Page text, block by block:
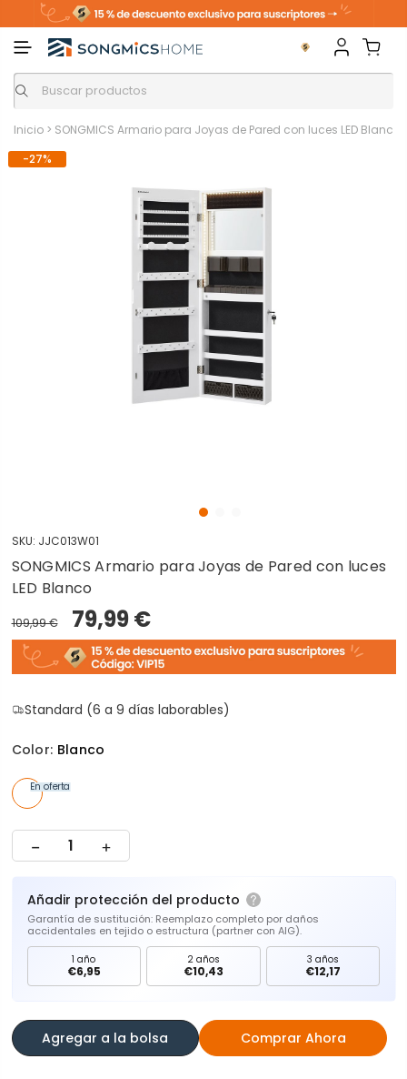
Inicio > SONGMICS Armario para Joyas de Pared con luces LED Blanco
-27%
SKU: JJC013W01
SONGMICS Armario para Joyas de Pared con luces
LED Blanco
109,99 € 79,99 €
Standard (6 a 9 días laborables)
Color: Blanco
En oferta
Añadir protección del producto
Garantía de sustitución: Reemplazo completo por daños
accidentales en tejido o estructura (partner con AIG).
1 año
€6,95
2 años
€10,43
3 años
€12,17
Agregar a la bolsa Comprar Ahora